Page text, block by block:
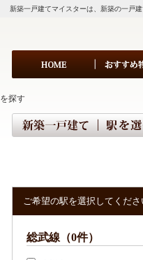
新築一戸建てマイスターは、新築の一戸
探す
ご希望の駅を選択してくだ
総武線（0件）